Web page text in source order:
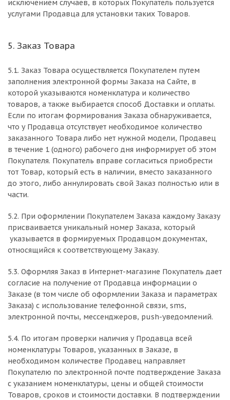
исключением случаев, в которых Покупатель пользуется
услугами Продавца для установки таких Товаров.
5. Заказ Товара
5.1. Заказ Товара осуществляется Покупателем путем
заполнения электронной формы Заказа на Сайте, в
которой указываются номенклатура и количество
товаров, а также выбирается способ Доставки и оплаты.
Если по итогам формирования Заказа обнаруживается,
что у Продавца отсутствует необходимое количество
заказанного Товара либо нет нужной модели, Продавец
в течение 1 (одного) рабочего дня информирует об этом
Покупателя. Покупатель вправе согласиться приобрести
тот Товар, который есть в наличии, вместо заказанного
до этого, либо аннулировать свой Заказ полностью или в
части.
5.2. При оформлении Покупателем Заказа каждому Заказу
присваивается уникальный номер Заказа, который
указывается в формируемых Продавцом документах,
относящийся к соответствующему Заказу.
5.3. Оформляя Заказ в Интернет-магазине Покупатель дает
согласие на получение от Продавца информации о
Заказе (в том числе об оформлении Заказа и параметрах
Заказа) с использование телефонной связи, sms,
электронной почты, мессенджеров, push-уведомлений.
5.4. По итогам проверки наличия у Продавца всей
номенклатуры Товаров, указанных в Заказе, в
необходимом количестве Продавец направляет
Покупателю по электронной почте подтверждение Заказа
с указанием номенклатуры, цены и общей стоимости
Товаров, сроков и стоимости доставки. В подтверждении